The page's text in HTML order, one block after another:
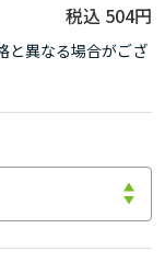
504円
と異なる場合がござ